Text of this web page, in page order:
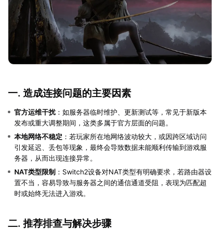
一. 造成连接问题的主要因素
官方运维干扰：如服务器临时维护、更新测试等，常见于新版本
发布或重大调整期间，这类多属于官方层面的问题。
本地网络不稳定 ：若玩家所在地网络波动较大，或因跨区域访问
引发延迟、丢包等现象，最终会导致数据未能顺利传输到游戏服
务器，从而出现连接异常。
NAT类型限制 ：Switch2设备对NAT类型有明确要求，若路由器设
置不当，容易导致与服务器之间的通信通道受阻，表现为匹配超
时或始终无法进入游戏。
二. 推荐排查与解决步骤